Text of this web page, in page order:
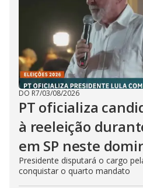
DO R7/03/08/2026
PT oficializa
à reeleição
em SP neste
Presidente disputará o cargo
conquistar o quarto mandato